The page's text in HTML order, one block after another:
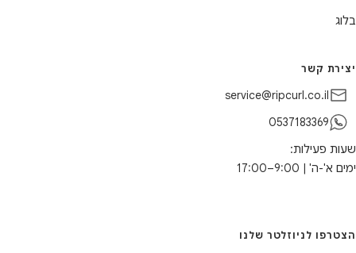
בלוג
יצירת קשר
service@ripcurl.co.il
0537183369
שעות פעילות:
ימים א'-ה' | 9:00–17:00
הצטרפו לניוזלטר שלנו